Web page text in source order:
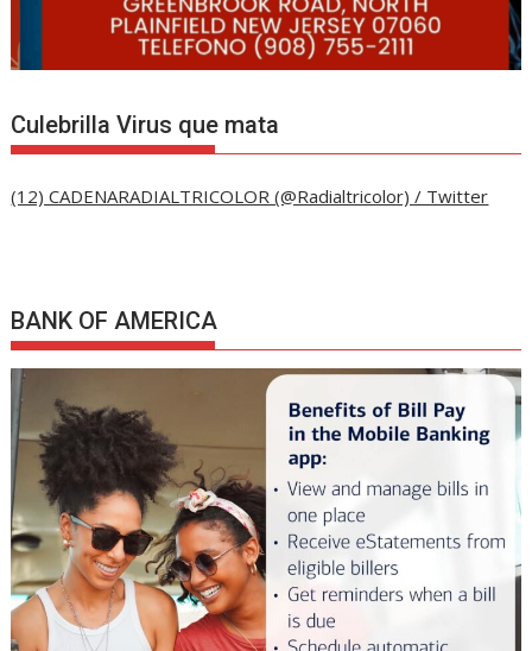
Culebrilla Virus que mata
(12) CADENARADIALTRICOLOR (@Radialtricolor) / Twitter
BANK OF AMERICA